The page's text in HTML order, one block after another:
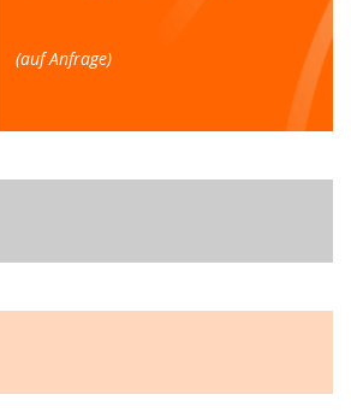
(auf Anfrage)